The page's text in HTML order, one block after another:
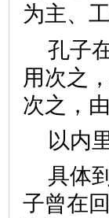
为主、
孔子
用次之
次之，
以
具体
子曾在